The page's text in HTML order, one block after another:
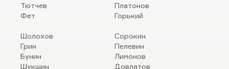
Тютчев
Фет
Платонов
Горький
Шолохов
Грин
Бунин
Шукшин
Сорокин
Пелевин
Лимонов
Довлатов